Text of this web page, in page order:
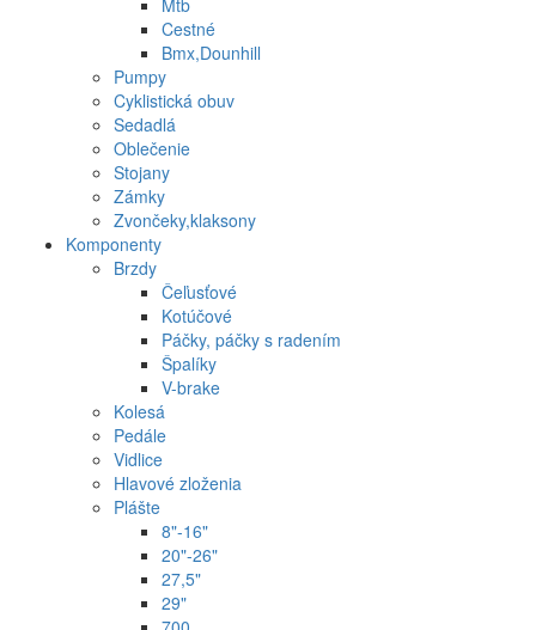
Mtb
Cestné
Bmx,Dounhill
Pumpy
Cyklistická obuv
Sedadlá
Oblečenie
Stojany
Zámky
Zvončeky,klaksony
Komponenty
Brzdy
Čeľusťové
Kotúčové
Páčky, páčky s radením
Špalíky
V-brake
Kolesá
Pedále
Vidlice
Hlavové zloženia
Plášte
8"-16"
20"-26"
27,5"
29"